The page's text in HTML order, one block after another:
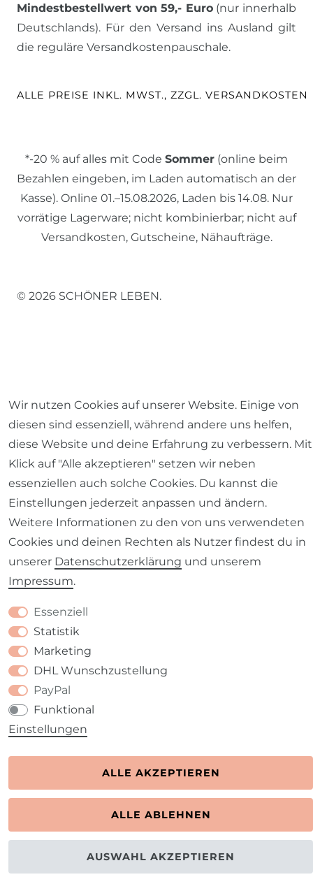
Mindestbestellwert von 59,- Euro(nur innerhalb
Deutschlands). Für den Versand ins Ausland gilt
die reguläre Versandkostenpauschale.
ALLE PREISE INKL. MWST., ZZGL. VERSANDKOSTEN
*-20 % auf alles mit Code Sommer (online beim
Bezahlen eingeben, im Laden automatisch an der
Kasse). Online 01.–15.08.2026, Laden bis 14.08. Nur
vorrätige Lagerware; nicht kombinierbar; nicht auf
Versandkosten, Gutscheine, Nähaufträge.
© 2026 SCHÖNER LEBEN.
Barrierefreiheitserklärung Widerrufs­recht
VERTRAG WIDERRUFEN Kontakt
Wir nutzen Cookies auf unserer Website. Einige von
diesen sind essenziell, während andere uns helfen,
diese Website und deine Erfahrung zu verbessern. Mit
Klick auf "Alle akzeptieren" setzen wir neben
essenziellen auch solche Cookies. Du kannst die
Einstellungen jederzeit anpassen und ändern.
Weitere Informationen zu den von uns verwendeten
Cookies und deinen Rechten als Nutzer findest du in
unserer Daten­schutz­erklärung und unserem
Impressum.
Essenziell
Statistik
Marketing
DHL Wunschzustellung
PayPal
Funktional
Einstellungen
ALLE AKZEPTIEREN
ALLE ABLEHNEN
AUSWAHL AKZEPTIEREN